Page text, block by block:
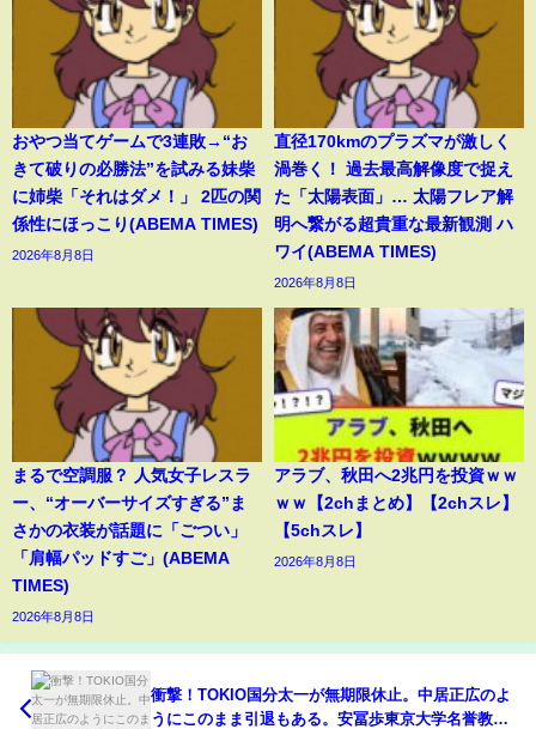
おやつ当てゲームで3連敗→“お
きて破りの必勝法”を試みる妹柴
に姉柴「それはダメ！」 2匹の関
係性にほっこり(ABEMA TIMES)
2026年8月8日
直径170kmのプラズマが激しく
渦巻く！ 過去最高解像度で捉え
た「太陽表面」… 太陽フレア解
明へ繋がる超貴重な最新観測 ハ
ワイ(ABEMA TIMES)
2026年8月8日
まるで空調服？ 人気女子レスラ
ー、“オーバーサイズすぎる”ま
さかの衣装が話題に「ごつい」
「肩幅パッドすご」(ABEMA
TIMES)
2026年8月8日
アラブ、秋田へ2兆円を投資ｗｗ
ｗｗ【2chまとめ】【2chスレ】
【5chスレ】
2026年8月8日
衝撃！TOKIO国分太一が無期限休止。中居正広のよ
うにこのまま引退もある。安冨歩東京大学名誉教